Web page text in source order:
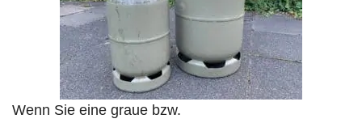
Wenn Sie eine graue bzw.